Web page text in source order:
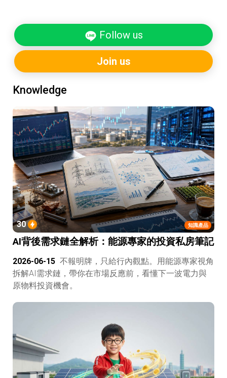
Follow us
Join us
Knowledge
知識產品
30
AI背後需求鏈全解析：能源專家的投資私房筆記
2026-06-15 不報明牌，只給行內觀點。用能源專家視角
拆解AI需求鏈，帶你在市場反應前，看懂下一波電力與
原物料投資機會。